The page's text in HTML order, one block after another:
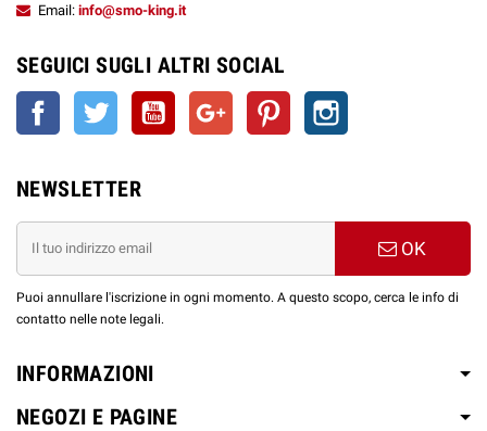
Email: info@smo-king.it
SEGUICI SUGLI ALTRI SOCIAL
Facebook Twitter YouTube Google+ Pinterest
NEWSLETTER
OK
Puoi annullare l'iscrizione in ogni momento. A questo scopo, cerca le info di
contatto nelle note legali.
INFORMAZIONI
NEGOZI E PAGINE